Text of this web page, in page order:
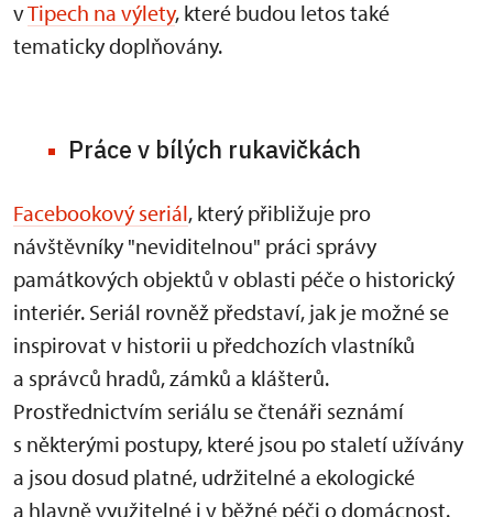
vTipech na výlety, které budou letos také
tematicky doplňovány.
Práce v bílých rukavičkách
Facebookový seriál, který přibližuje pro
návštěvníky "neviditelnou" práci správy
památkových objektů v oblasti péče o historický
interiér. Seriál rovněž představí, jak je možné se
inspirovat v historii u předchozích vlastníků
a správců hradů, zámků a klášterů.
Prostřednictvím seriálu se čtenáři seznámí
s některými postupy, které jsou po staletí užívány
a jsou dosud platné, udržitelné a ekologické
a hlavně využitelné i v běžné péči o domácnost.